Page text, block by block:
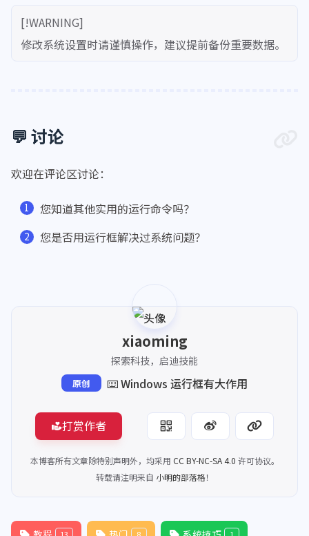
[!WARNING]
修改系统设置时请谨慎操作，建议提前备份重要数据。
💬 讨论
欢迎在评论区讨论：
您知道其他实用的运行命令吗？
您是否用运行框解决过系统问题？
xiaoming
探索科技，启迪技能
原创 ⌨️ Windows 运行框有大作用
打赏作者
本博客所有文章除特别声明外，均采用 CC BY-NC-SA 4.0 许可协议。
转载请注明来自 小明的部落格！